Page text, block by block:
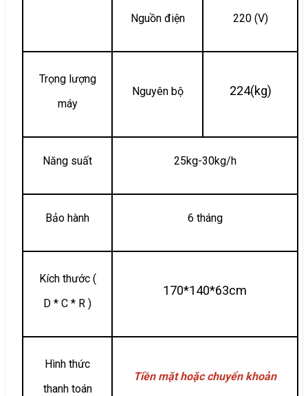
Nguồn điện 220 (V)
Trọng lượng
máy
Nguyên bộ 224(kg)
Năng suất 25kg-30kg/h
Bảo hành 6 tháng
Kích thước (
D * C * R )
170*140*63cm
Hình thức
thanh toán
Tiền mặt hoặc chuyển khoản